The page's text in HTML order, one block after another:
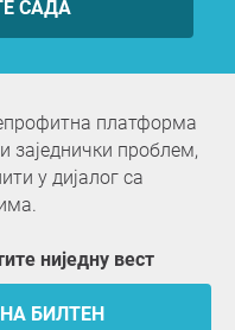
САДА
платформа
заједнички проблем,
у дијалог са
ниједну вест
БИЛТЕН